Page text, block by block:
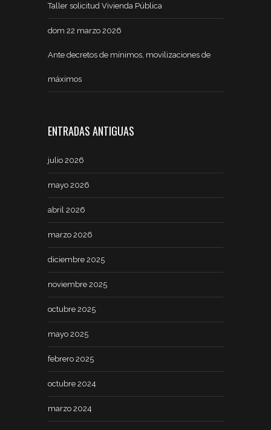
Taller solicitud Vivienda Pública
dom 22 marzo 2026
Ante decretos de mínimos, movilizaciones de
máximos
ENTRADAS ANTIGUAS
julio 2026
mayo 2026
abril 2026
marzo 2026
diciembre 2025
noviembre 2025
octubre 2025
mayo 2025
febrero 2025
octubre 2024
marzo 2024